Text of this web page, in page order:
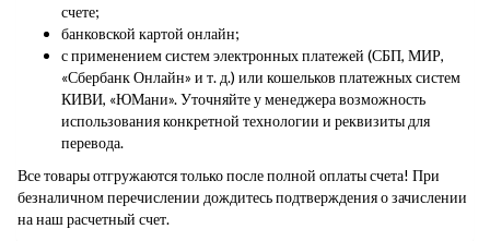
счете;
банковской картой онлайн;
с применением систем электронных платежей (СБП, МИР,
«Сбербанк Онлайн» и т. д.) или кошельков платежных систем
КИВИ, «ЮМани». Уточняйте у менеджера возможность
использования конкретной технологии и реквизиты для
перевода.
Все товары отгружаются только после полной оплаты счета! При
безналичном перечислении дождитесь подтверждения о зачислении
на наш расчетный счет.